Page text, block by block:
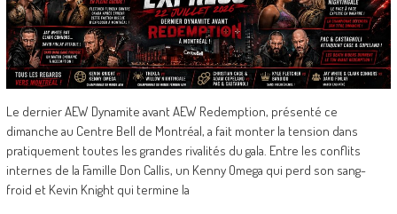
Le dernier AEW Dynamite avant AEW Redemption, présenté ce
dimanche au Centre Bell de Montréal, a fait monter la tension dans
pratiquement toutes les grandes rivalités du gala. Entre les conflits
internes de la Famille Don Callis, un Kenny Omega qui perd son sang-
froid et Kevin Knight qui termine la